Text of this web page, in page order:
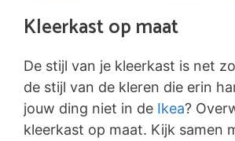
Kleerkast op maat
De stijl van je kleerkast is net
de stijl van de kleren die erin
jouw ding niet in de Ikea?
kleerkast op maat. Kijk samen